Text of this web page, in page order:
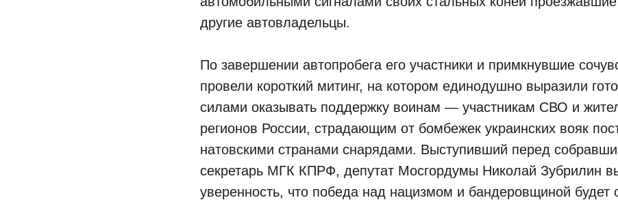
другие автовладельцы.
По завершении автопробега его участники и примкнувшие
провели короткий митинг, на котором единодушно выразили
силами оказывать поддержку воинам — участникам СВО и
регионов России, страдающим от бомбежек украинских вояк
натовскими странами снарядами. Выступивший перед
секретарь МГК КПРФ, депутат Мосгордумы Николай Зубрилин
уверенность, что победа над нацизмом и бандеровщиной будет